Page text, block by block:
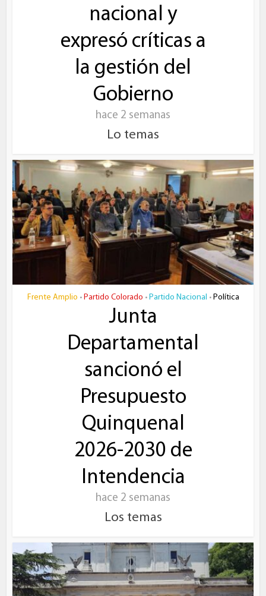
nacional y
expresó críticas a
la gestión del
Gobierno
hace 2 semanas
Lo temas
Frente Amplio • Partido Colorado • Partido Nacional • Política
Junta
Departamental
sancionó el
Presupuesto
Quinquenal
2026-2030 de
Intendencia
hace 2 semanas
Los temas